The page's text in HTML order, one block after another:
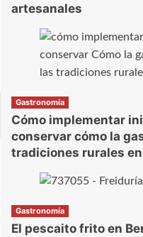
artesanales
Gastronomía
Cómo implementar
conservar cómo la
tradiciones rurales
Gastronomía
El pescaito frito en